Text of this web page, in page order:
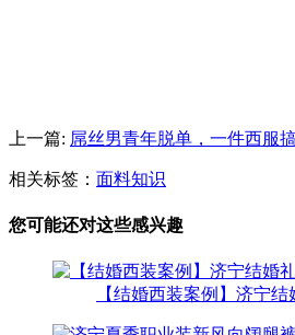
上一篇: 屌丝男青年脱单，一件西服
相关标签： 面料知识
您可能还对这些感兴趣
【结婚西装案例】济宁结